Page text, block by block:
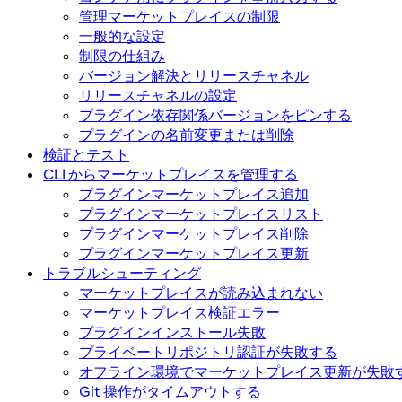
管理マーケットプレイスの制限
一般的な設定
制限の仕組み
バージョン解決とリリースチャネル
リリースチャネルの設定
プラグイン依存関係バージョンをピンする
プラグインの名前変更または削除
検証とテスト
CLI からマーケットプレイスを管理する
プラグインマーケットプレイス追加
プラグインマーケットプレイスリスト
プラグインマーケットプレイス削除
プラグインマーケットプレイス更新
トラブルシューティング
マーケットプレイスが読み込まれない
マーケットプレイス検証エラー
プラグインインストール失敗
プライベートリポジトリ認証が失敗する
オフライン環境でマーケットプレイス更新が失敗
Git 操作がタイムアウトする